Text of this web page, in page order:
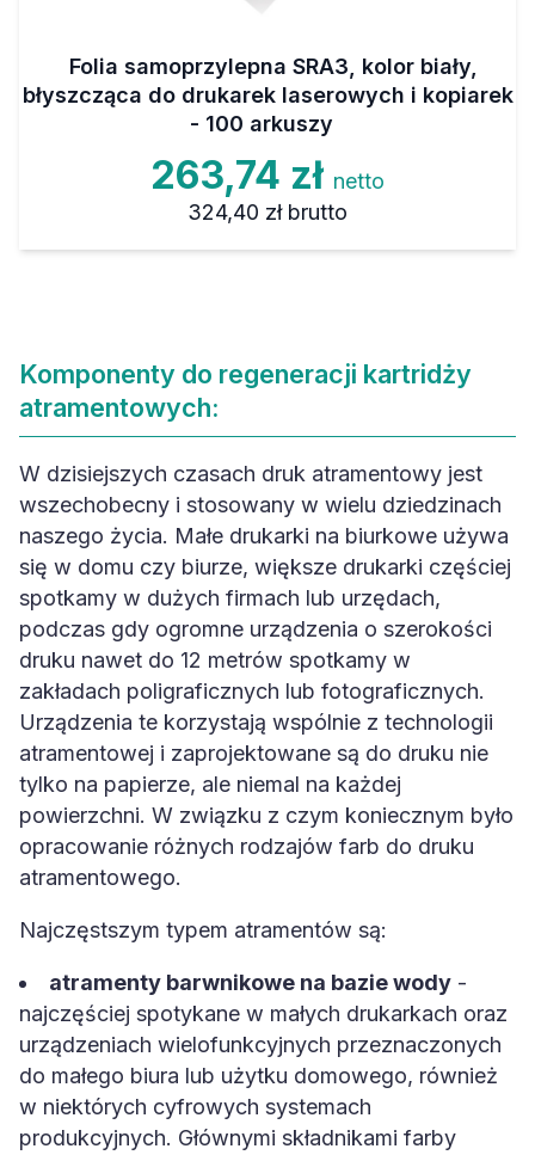
Folia samoprzylepna SRA3, kolor biały,
błyszcząca do drukarek laserowych i kopiarek
- 100 arkuszy
263,74 zł netto
324,40 zł brutto
Komponenty do regeneracji kartridży
atramentowych:
W dzisiejszych czasach druk atramentowy jest
wszechobecny i stosowany w wielu dziedzinach
naszego życia. Małe drukarki na biurkowe używa
się w domu czy biurze, większe drukarki częściej
spotkamy w dużych firmach lub urzędach,
podczas gdy ogromne urządzenia o szerokości
druku nawet do 12 metrów spotkamy w
zakładach poligraficznych lub fotograficznych.
Urządzenia te korzystają wspólnie z technologii
atramentowej i zaprojektowane są do druku nie
tylko na papierze, ale niemal na każdej
powierzchni. W związku z czym koniecznym było
opracowanie różnych rodzajów farb do druku
atramentowego.
Najczęstszym typem atramentów są:
atramenty barwnikowe na bazie wody -
najczęściej spotykane w małych drukarkach oraz
urządzeniach wielofunkcyjnych przeznaczonych
do małego biura lub użytku domowego, również
w niektórych cyfrowych systemach
produkcyjnych. Głównymi składnikami farby